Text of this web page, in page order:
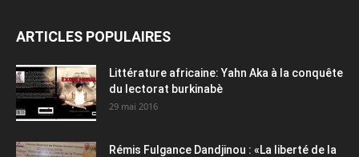
ARTICLES POPULAIRES
Littérature africaine: Yahn Aka à la conquête
du lectorat burkinabè
29 mai 2016
Rémis Fulgance Dandjinou : «La liberté de la